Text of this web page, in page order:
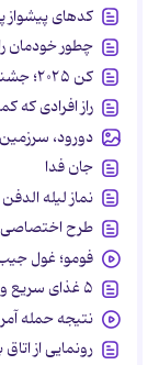
کدهای
چطور خودمان را از نظر
کن ۲۰۲۵؛ جشنواره‌ای علیه خانواده
راز افرادی که
دورود،
جان فدا
نماز لیله
طرح اختصاصی
فومو؛ غول
۵ غذای سریع و سالم برای طبیعت‌گردی
نتیجه حمله
رونمایی از